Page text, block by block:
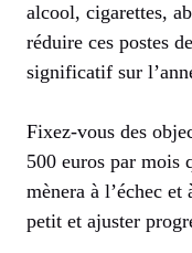
alcool, cigarettes,
réduire ces postes
significatif sur
Fixez-vous des
500 euros par mois
mènera à l’échec
petit et ajuster